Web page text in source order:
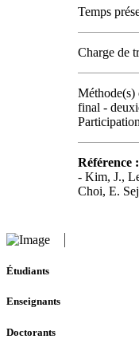
Temps
Charge de
Méthode(s)
final -
Référence :
- Kim, J.,
Choi, E.
Étudiants
Enseignants
Doctorants